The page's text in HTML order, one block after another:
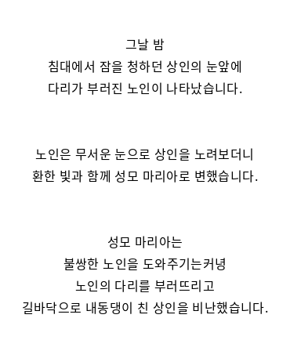
그날 밤
침대에서 잠을 청하던 상인의 눈앞에
다리가 부러진 노인이 나타났습니다.
노인은 무서운 눈으로 상인을 노려보더니
환한 빛과 함께 성모 마리아로 변했습니다.
성모 마리아는
불쌍한 노인을 도와주기는커녕
노인의 다리를 부러뜨리고
길바닥으로 내동댕이 친 상인을 비난했습니다.